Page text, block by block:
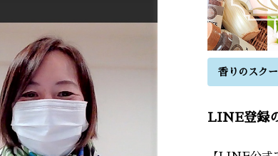
香りのスク
LINE登録